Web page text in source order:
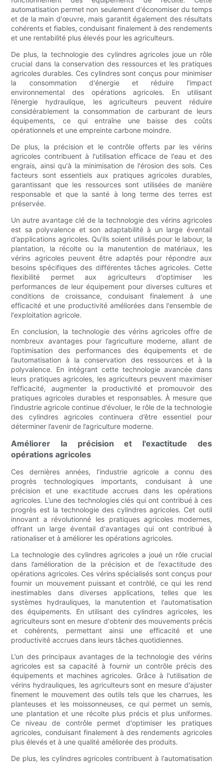
automatisation permet non seulement d'économiser du temps
et de la main d'œuvre, mais garantit également des résultats
cohérents et fiables, conduisant finalement à des rendements
et une rentabilité plus élevés pour les agriculteurs.
De plus, la technologie des cylindres agricoles joue un rôle
crucial dans la conservation des ressources et les pratiques
agricoles durables. Ces cylindres sont conçus pour minimiser
la consommation d'énergie et réduire l'impact
environnemental des opérations agricoles. En utilisant
l’énergie hydraulique, les agriculteurs peuvent réduire
considérablement la consommation de carburant de leurs
équipements, ce qui entraîne une baisse des coûts
opérationnels et une empreinte carbone moindre.
De plus, la précision et le contrôle offerts par les vérins
agricoles contribuent à l'utilisation efficace de l'eau et des
engrais, ainsi qu'à la minimisation de l'érosion des sols. Ces
facteurs sont essentiels aux pratiques agricoles durables,
garantissant que les ressources sont utilisées de manière
responsable et que la santé à long terme des terres est
préservée.
Un autre avantage clé de la technologie des vérins agricoles
est sa polyvalence et son adaptabilité à un large éventail
d’applications agricoles. Qu'ils soient utilisés pour le labour, la
plantation, la récolte ou la manutention de matériaux, les
vérins agricoles peuvent être adaptés pour répondre aux
besoins spécifiques des différentes tâches agricoles. Cette
flexibilité permet aux agriculteurs d'optimiser les
performances de leur équipement pour diverses cultures et
conditions de croissance, conduisant finalement à une
efficacité et une productivité améliorées dans l'ensemble de
l'exploitation agricole.
En conclusion, la technologie des vérins agricoles offre de
nombreux avantages pour l’agriculture moderne, allant de
l’optimisation des performances des équipements et de
l’automatisation à la conservation des ressources et à la
polyvalence. En intégrant cette technologie avancée dans
leurs pratiques agricoles, les agriculteurs peuvent maximiser
l’efficacité, augmenter la productivité et promouvoir des
pratiques agricoles durables et responsables. À mesure que
l’industrie agricole continue d’évoluer, le rôle de la technologie
des cylindres agricoles continuera d’être essentiel pour
déterminer l’avenir de l’agriculture moderne.
Améliorer la précision et l'exactitude des
opérations agricoles
Ces dernières années, l’industrie agricole a connu des
progrès technologiques importants, conduisant à une
précision et une exactitude accrues dans les opérations
agricoles. L’une des technologies clés qui ont contribué à ces
progrès est la technologie des cylindres agricoles. Cet outil
innovant a révolutionné les pratiques agricoles modernes,
offrant un large éventail d'avantages qui ont contribué à
rationaliser et à améliorer les opérations agricoles.
La technologie des cylindres agricoles a joué un rôle crucial
dans l’amélioration de la précision et de l’exactitude des
opérations agricoles. Ces vérins spécialisés sont conçus pour
fournir un mouvement puissant et contrôlé, ce qui les rend
inestimables dans diverses applications, telles que les
systèmes hydrauliques, la manutention et l'automatisation
des équipements. En utilisant des cylindres agricoles, les
agriculteurs sont en mesure d'obtenir des mouvements précis
et cohérents, permettant ainsi une efficacité et une
productivité accrues dans leurs tâches quotidiennes.
L’un des principaux avantages de la technologie des vérins
agricoles est sa capacité à fournir un contrôle précis des
équipements et machines agricoles. Grâce à l'utilisation de
vérins hydrauliques, les agriculteurs sont en mesure d'ajuster
finement le mouvement des outils tels que les charrues, les
planteuses et les moissonneuses, ce qui permet un semis,
une plantation et une récolte plus précis et plus uniformes.
Ce niveau de contrôle permet d'optimiser les pratiques
agricoles, conduisant finalement à des rendements agricoles
plus élevés et à une qualité améliorée des produits.
De plus, les cylindres agricoles contribuent à l'automatisation